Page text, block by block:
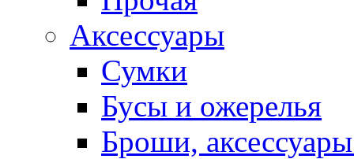
Аксессуары
Сумки
Бусы и ожерелья
Броши,